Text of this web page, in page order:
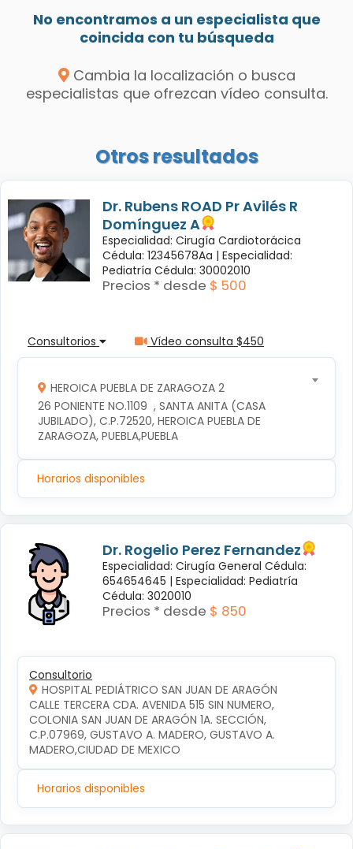
No encontramos a un especialista que
coincida con tu búsqueda
Cambia la localización o busca
especialistas que ofrezcan vídeo consulta.
Otros resultados
Dr. Rubens ROAD Pr Avilés R
Domínguez A
Especialidad: Cirugía Cardiotorácica
Cédula: 12345678Aa | Especialidad:
Pediatría Cédula: 30002010
Precios * desde $ 500
Consultorios Vídeo consulta $450
HEROICA PUEBLA DE ZARAGOZA 2
26 PONIENTE NO.1109  , SANTA ANITA (CASA
JUBILADO), C.P.72520, HEROICA PUEBLA DE
ZARAGOZA, PUEBLA,PUEBLA
Horarios disponibles
Dr. Rogelio Perez Fernandez
Especialidad: Cirugía General Cédula:
654654645 | Especialidad: Pediatría
Cédula: 3020010
Precios * desde $ 850
Consultorio
HOSPITAL PEDIÁTRICO SAN JUAN DE ARAGÓN
CALLE TERCERA CDA. AVENIDA 515 SIN NUMERO,
COLONIA SAN JUAN DE ARAGÓN 1A. SECCIÓN,
C.P.07969, GUSTAVO A. MADERO, GUSTAVO A.
MADERO,CIUDAD DE MEXICO
Horarios disponibles